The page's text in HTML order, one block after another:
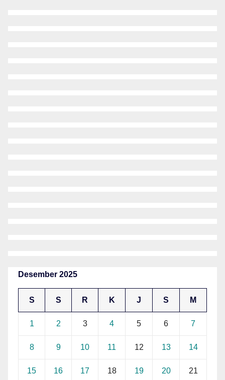
Desember 2025
S S R K J S M
1 2 3 4 5 6 7
8 9 10 11 12 13 14
15 16 17 18 19 20 21